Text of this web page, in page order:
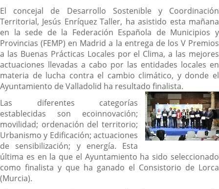
El concejal de Desarrollo Sostenible y Coordinación
Territorial, Jesús Enríquez Taller, ha asistido esta mañana
en la sede de la Federación Española de Municipios y
Provincias (FEMP) en Madrid a la entrega de los V Premios
a las Buenas Prácticas Locales por el Clima, a las mejores
actuaciones llevadas a cabo por las entidades locales en
materia de lucha contra el cambio climático, y donde el
Ayuntamiento de Valladolid ha resultado finalista.
Las diferentes categorías
establecidas son ecoinnovación;
movilidad; ordenación del territorio;
Urbanismo y Edificación; actuaciones
de sensibilización; y energía. Esta
última es en la que el Ayuntamiento ha sido seleccionado
como finalista y que ha ganado el Consistorio de Lorca
(Murcia).